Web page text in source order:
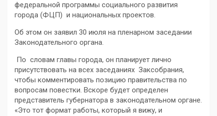
федеральной программы социального развития
города (ФЦП) и национальных проектов.
Об этом он заявил 30 июля на пленарном заседании
Законодательного органа.
По словам главы города, он планирует лично
присутствовать на всех заседаниях Заксобрания,
чтобы комментировать позицию правительства по
вопросам повестки. Вскоре будет определен
представитель губернатора в законодательном органе.
«Это тот формат работы, который я вижу, и